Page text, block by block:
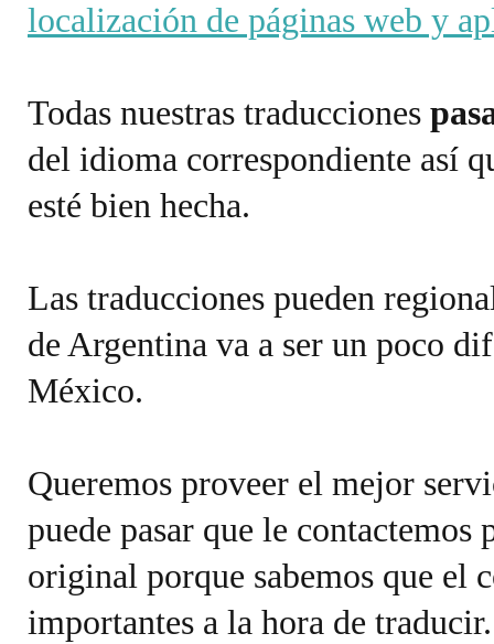
localización de páginas web y
Todas nuestras traducciones
del idioma correspondiente así
esté bien hecha.
Las traducciones pueden
de Argentina va a ser un poco
México.
Queremos proveer el mejor
puede pasar que le
original porque sabemos que el
importantes a la hora de traducir.